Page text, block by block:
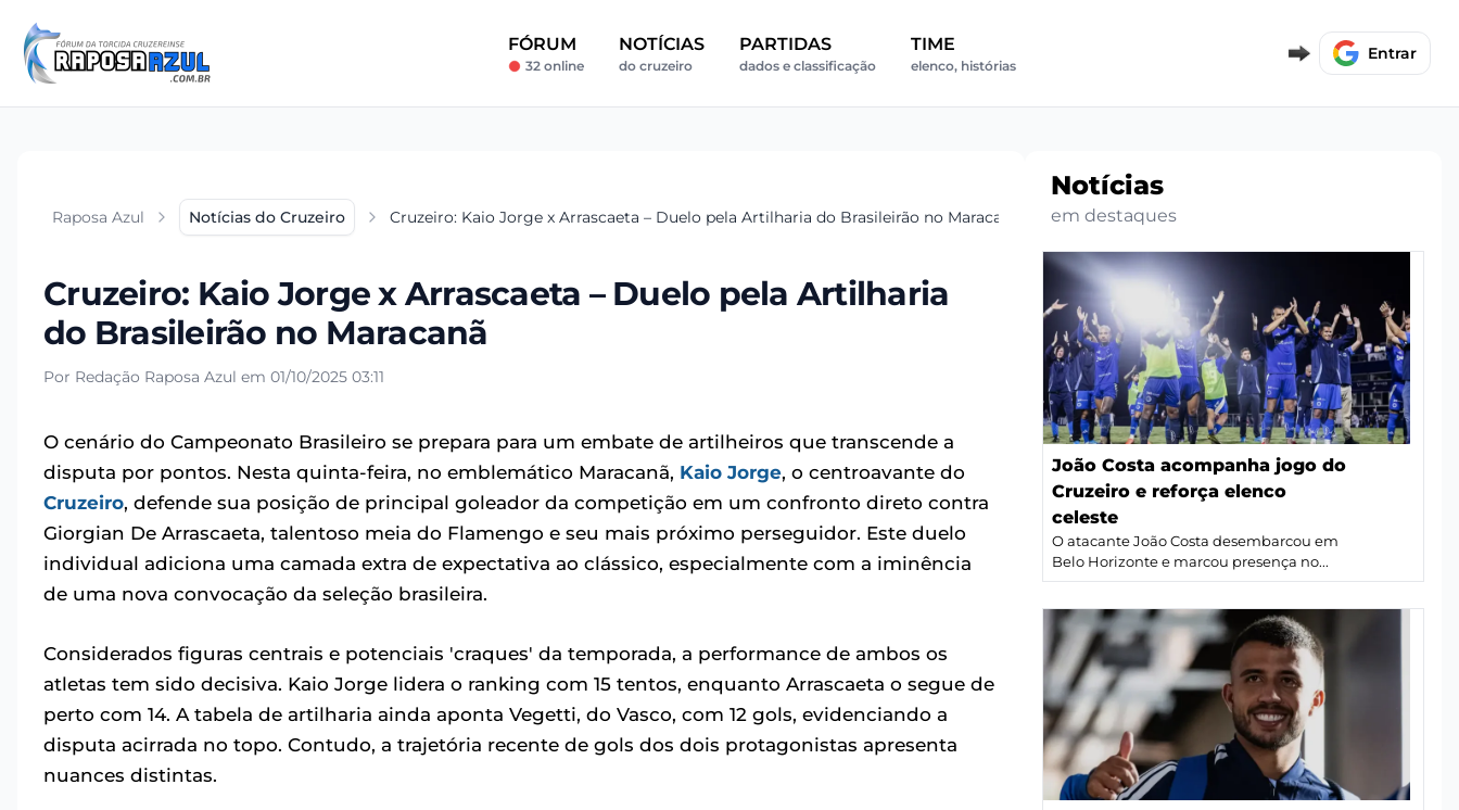
FÓRUM
32 online
NOTÍCIAS
do cruzeiro
PARTIDAS
dados e classificação
TIME
elenco, histórias
Entrar
Raposa Azul Notícias do Cruzeiro Cruzeiro: Kaio Jorge x Arrascaeta – Duelo pela Artilharia do Brasileirão no Maracanã
Cruzeiro: Kaio Jorge x Arrascaeta – Duelo pela Artilharia
do Brasileirão no Maracanã
Por Redação Raposa Azul em 01/10/2025 03:11
O cenário do Campeonato Brasileiro se prepara para um embate de artilheiros que transcende a
disputa por pontos. Nesta quinta-feira, no emblemático Maracanã, Kaio Jorge, o centroavante do
Cruzeiro, defende sua posição de principal goleador da competição em um confronto direto contra
Giorgian De Arrascaeta, talentoso meia do Flamengo e seu mais próximo perseguidor. Este duelo
individual adiciona uma camada extra de expectativa ao clássico, especialmente com a iminência
de uma nova convocação da seleção brasileira.
Considerados figuras centrais e potenciais 'craques' da temporada, a performance de ambos os
atletas tem sido decisiva. Kaio Jorge lidera o ranking com 15 tentos, enquanto Arrascaeta o segue de
perto com 14. A tabela de artilharia ainda aponta Vegetti, do Vasco, com 12 gols, evidenciando a
disputa acirrada no topo. Contudo, a trajetória recente de gols dos dois protagonistas apresenta
nuances distintas.
Notícias
em destaques
João Costa acompanha jogo do
Cruzeiro e reforça elenco
celeste
O atacante João Costa desembarcou em
Belo Horizonte e marcou presença no...